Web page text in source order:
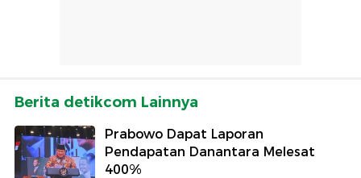
Berita detikcom Lainnya
Prabowo Dapat Laporan
Pendapatan Danantara Melesat
400%